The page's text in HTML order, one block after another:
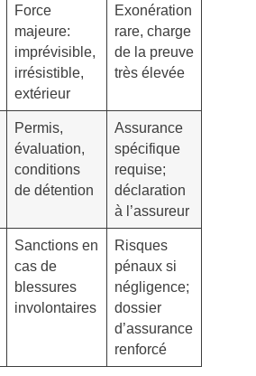
Force
majeure:
imprévisible,
irrésistible,
extérieur
Exonération
rare, charge
de la preuve
très élevée
Permis,
évaluation,
conditions
de détention
Assurance
spécifique
requise;
déclaration
à l’assureur
Sanctions en
cas de
blessures
involontaires
Risques
pénaux si
négligence;
dossier
d’assurance
renforcé